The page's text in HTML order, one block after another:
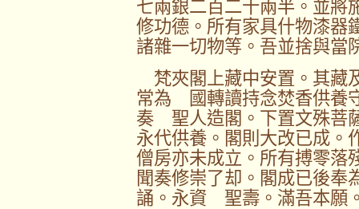
七兩銀二百二十兩半。並將
修功德。所有家具什物漆器
諸雜一切物等。吾並捨與當
梵夾閣上藏中安置。其藏
常為 國轉讀持念焚香供養
奏 聖人造閣。下置文殊菩
永代供養。閣則大改已成。
僧房亦未成立。所有搏零落
聞奏修崇了却。閣成已後
誦。永資 聖壽。滿吾本願